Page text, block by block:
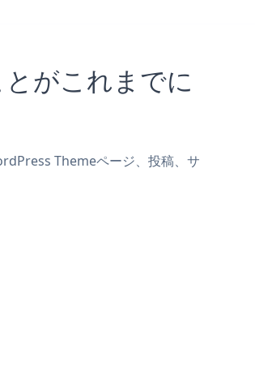
がこれまでに
Themeページ、投稿、サ